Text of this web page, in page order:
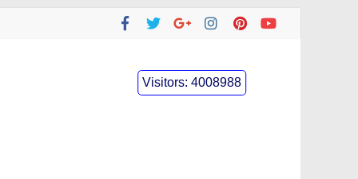
Visitors:4008988